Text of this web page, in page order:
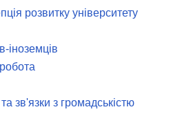
розвитку університету
іноземців
зв'язки з громадськістю